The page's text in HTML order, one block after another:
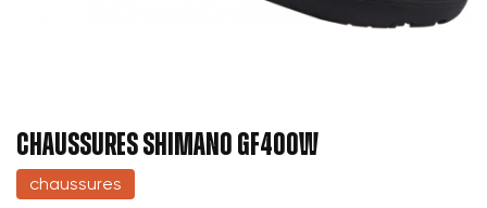
CHAUSSURES SHIMANO GF400W
chaussures